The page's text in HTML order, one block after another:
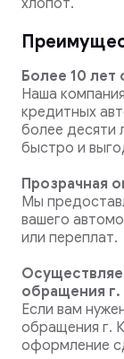
Более 10 лет
Наша
кредитных
более десяти
быстро и
Прозрачная
Мы
вашего
или переплат.
обращения г.
Если вам
обращения г.
оформление